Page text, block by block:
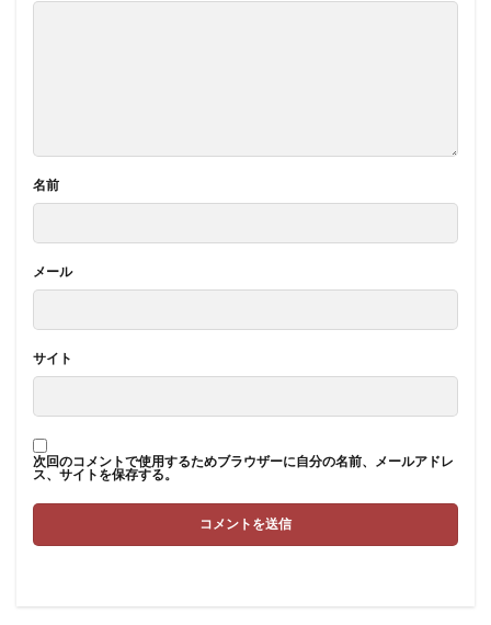
名前
メール
サイト
次回のコメントで使用するためブラウザーに自分の名前、メールアドレ
ス、サイトを保存する。